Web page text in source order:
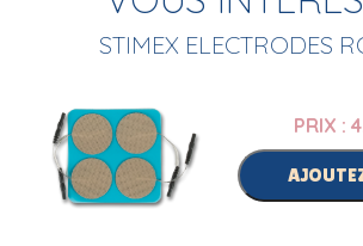
STIMEX ELECTRODES
PRIX :